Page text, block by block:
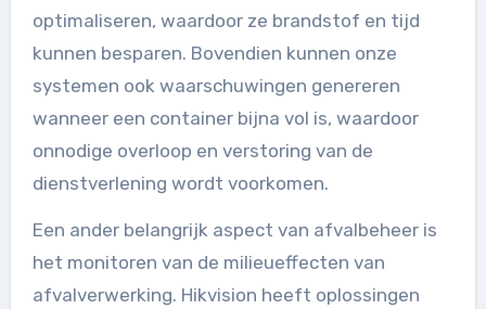
optimaliseren, waardoor ze brandstof en tijd
kunnen besparen. Bovendien kunnen onze
systemen ook waarschuwingen genereren
wanneer een container bijna vol is, waardoor
onnodige overloop en verstoring van de
dienstverlening wordt voorkomen.
Een ander belangrijk aspect van afvalbeheer is
het monitoren van de milieueffecten van
afvalverwerking. Hikvision heeft oplossingen